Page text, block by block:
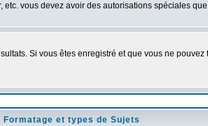
vous devez avoir des autorisations spéciales
Si vous êtes enregistré et que vous ne
Formatage et types de Sujets